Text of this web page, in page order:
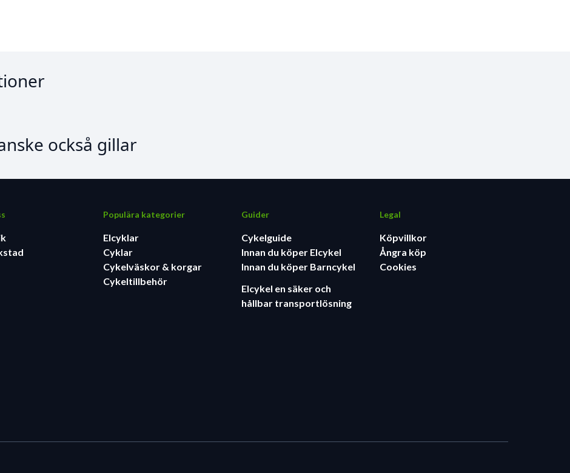
också gillar
Populära kategorier
Elcyklar
Cyklar
Cykelväskor & korgar
Cykeltillbehör
Guider
Cykelguide
Innan du köper Elcykel
Innan du köper Barncykel
Elcykel en säker och
hållbar transportlösning
Legal
Köpvillkor
Ångra köp
Cookies